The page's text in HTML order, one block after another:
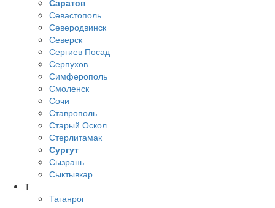
Саратов
Севастополь
Северодвинск
Северск
Сергиев Посад
Серпухов
Симферополь
Смоленск
Сочи
Ставрополь
Старый Оскол
Стерлитамак
Сургут
Сызрань
Сыктывкар
Т
Таганрог